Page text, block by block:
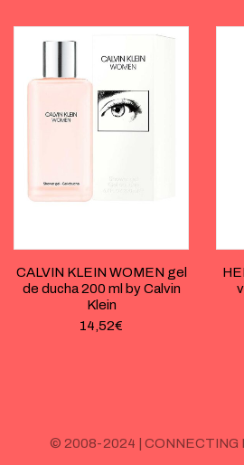
CALVIN KLEIN WOMEN gel
de ducha 200 ml by Calvin
Klein
14,52€
© 2008-2024 | CONNECTING